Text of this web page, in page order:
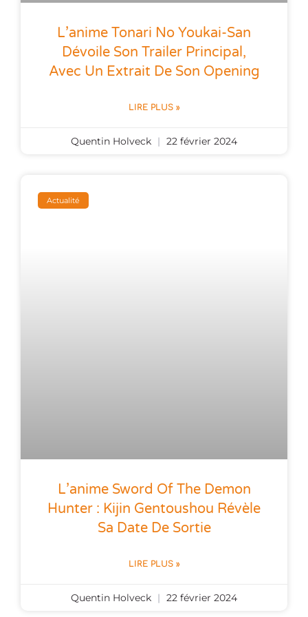
L’anime Tonari No Youkai-San
Dévoile Son Trailer Principal,
Avec Un Extrait De Son Opening
LIRE PLUS »
Quentin Holveck 22 février 2024
Actualité
L’anime Sword Of The Demon
Hunter : Kijin Gentoushou Révèle
Sa Date De Sortie
LIRE PLUS »
Quentin Holveck 22 février 2024